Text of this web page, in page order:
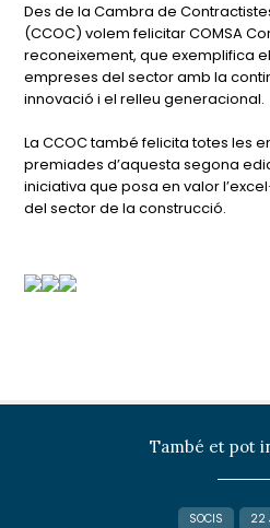
Des de la Cambra de
(CCOC) volem felicitar COMSA
reconeixement, que exemplifica
empreses del sector amb la
innovació i el relleu generacional.
La CCOC també felicita totes les
premiades d’aquesta segona
iniciativa que posa en valor
del sector de la construcció.
També et pot
SOCIS 22